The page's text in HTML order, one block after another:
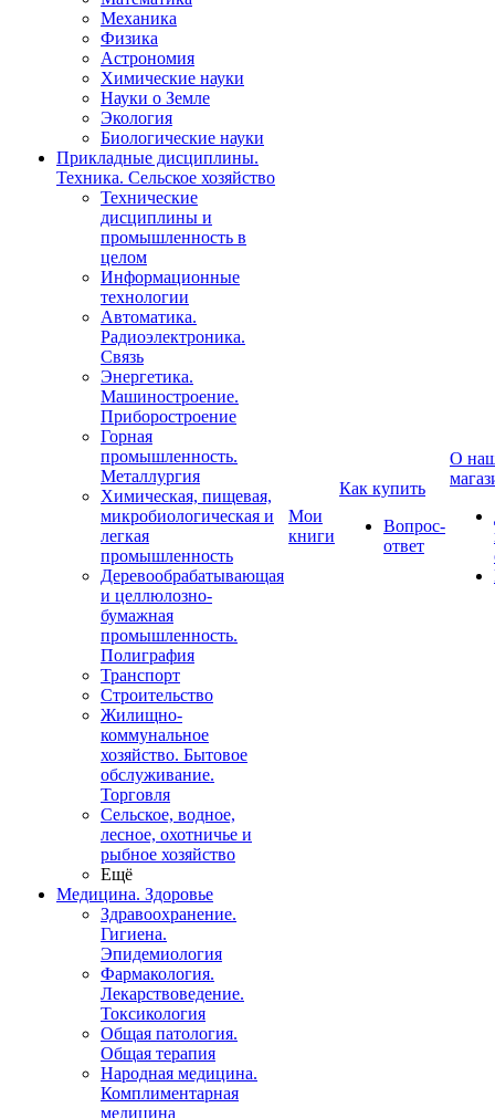
Механика
Физика
Астрономия
Химические науки
Науки о Земле
Экология
Биологические науки
Прикладные дисциплины.
Техника. Сельское хозяйство
Технические
дисциплины и
промышленность в
целом
Информационные
технологии
Автоматика.
Радиоэлектроника.
Связь
Энергетика.
Машиностроение.
Приборостроение
Горная
промышленность.
Металлургия
Химическая, пищевая,
микробиологическая и
легкая
промышленность
Деревообрабатывающая
и целлюлозно-
бумажная
промышленность.
Полиграфия
Транспорт
Строительство
Жилищно-
коммунальное
хозяйство. Бытовое
обслуживание.
Торговля
Сельское, водное,
лесное, охотничье и
рыбное хозяйство
Ещё
Медицина. Здоровье
Здравоохранение.
Гигиена.
Эпидемиология
Фармакология.
Лекарствоведение.
Токсикология
Общая патология.
Общая терапия
Народная медицина.
Комплиментарная
медицина
Мои
книги
Как купить
Вопрос-
ответ
О